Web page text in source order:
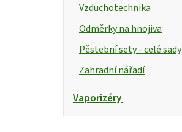
Vzduchotechnika
Odměrky na hnojiva
Pěstební sety - celé sady
Zahradní nářadí
Vaporizéry